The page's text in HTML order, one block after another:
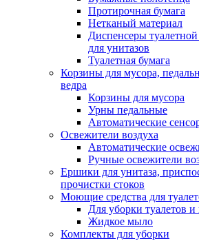
Протирочная бумага
Нетканый материал
Диспенсеры
для унитазов
Туалетная бумага
Корзины для мусора,
ведра
Корзины для мусора
Урны педальные
Автоматические
Освежители воздуха
Автоматические
Ручные освежители
Ершики для унитаза,
прочистки стоков
Моющие средства для
Для уборки туалетов
Жидкое мыло
Комплекты для уборки